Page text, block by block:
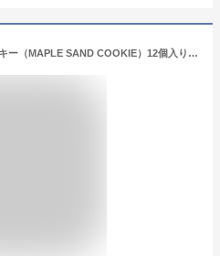
軽井沢メープルサンドクッキー（MAPLE SAND COOKIE）12個入り 軽井沢Maple Stack 信州ご当地土産 お取り寄せ 長野おみやげランキング 日本製